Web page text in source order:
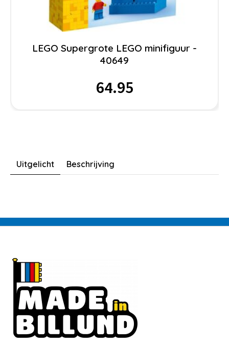
LEGO Supergrote LEGO minifiguur -
40649
64.95
Uitgelicht Beschrijving